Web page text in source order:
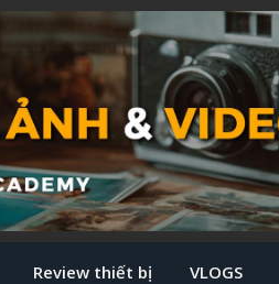
Review thiết bị VLOGS